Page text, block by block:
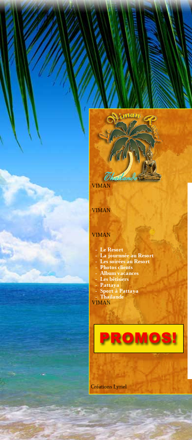
VIMAN
VIMAN
VIMAN
- Le Resort
- La journnée au Resort
- Les soirées au Resort
- Photos clients
- Album vacances
- Les bêtisiers
- Pattaya
- Sport à Pattaya
-Thailande
VIMAN
Créations Lyriel